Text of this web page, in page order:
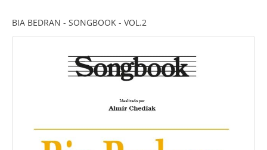
BIA BEDRAN - SONGBOOK - VOL.2